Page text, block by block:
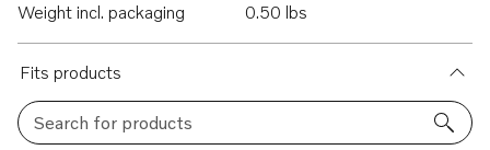
Weight incl. packaging
0.50 lbs
Fits products
Search for products